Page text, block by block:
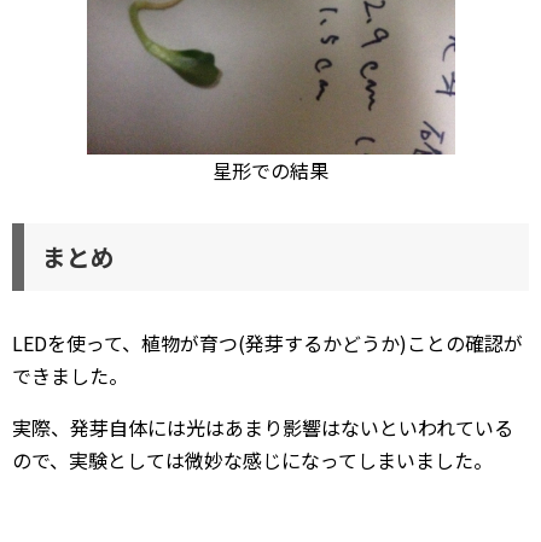
星形での結果
まとめ
LEDを使って、植物が育つ(発芽するかどうか)ことの確認が
できました。
実際、発芽自体には光はあまり影響はないといわれている
ので、実験としては微妙な感じになってしまいました。